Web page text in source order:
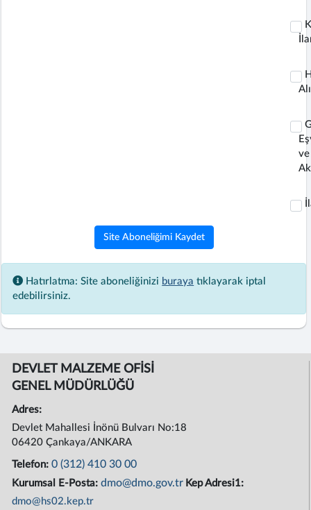
ve
Site Aboneliğimi Kaydet
Hatırlatma: Site aboneliğinizi buraya tıklayarak iptal
edebilirsiniz.
DEVLET MALZEME OFİSİ
GENEL MÜDÜRLÜĞÜ
Adres:
Devlet Mahallesi İnönü Bulvarı No:18
06420 Çankaya/ANKARA
Telefon:0 (312) 410 30 00
Kurumsal E-Posta:dmo@dmo.gov.tr Kep Adresi1:
dmo@hs02.kep.tr